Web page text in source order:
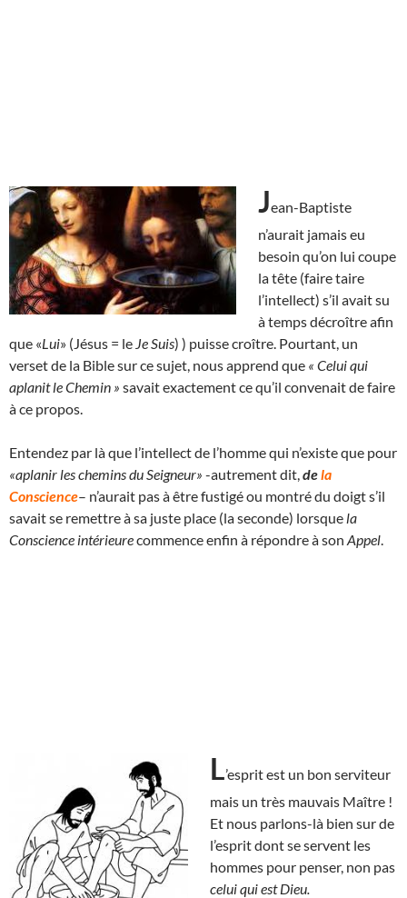
Jean-Baptiste
n’aurait jamais eu
besoin qu’on lui coupe
la tête (faire taire
l’intellect) s’il avait su
à temps décroître afin
que «Lui» (Jésus = le Je Suis) ) puisse croître. Pourtant, un
verset de la Bible sur ce sujet, nous apprend que « Celui qui
aplanit le Chemin » savait exactement ce qu’il convenait de faire
à ce propos.
Entendez par là que l’intellect de l’homme qui n’existe que pour
«aplanir les chemins du Seigneur» -autrement dit, dela
Conscience– n’aurait pas à être fustigé ou montré du doigt s’il
savait se remettre à sa juste place (la seconde) lorsque la
Conscience intérieurecommence enfin à répondre à son Appel
L’esprit est un bon serviteur
mais un très mauvais Maître !
Et nous parlons-là bien sur de
l’esprit dont se servent les
hommes pour penser, non pas
celui qui est Dieu.